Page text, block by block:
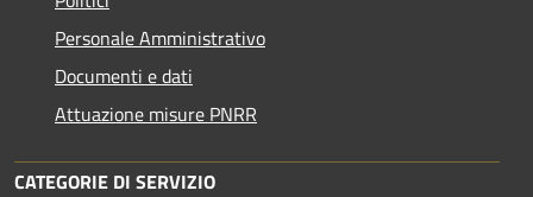
Personale Amministrativo
Documenti e dati
Attuazione misure PNRR
CATEGORIE DI SERVIZIO